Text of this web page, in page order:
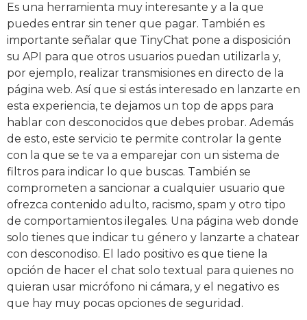
Es una herramienta muy interesante y a la que
puedes entrar sin tener que pagar. También es
importante señalar que TinyChat pone a disposición
su API para que otros usuarios puedan utilizarla y,
por ejemplo, realizar transmisiones en directo de la
página web. Así que si estás interesado en lanzarte en
esta experiencia, te dejamos un top de apps para
hablar con desconocidos que debes probar. Además
de esto, este servicio te permite controlar la gente
con la que se te va a emparejar con un sistema de
filtros para indicar lo que buscas. También se
comprometen a sancionar a cualquier usuario que
ofrezca contenido adulto, racismo, spam y otro tipo
de comportamientos ilegales. Una página web donde
solo tienes que indicar tu género y lanzarte a chatear
con desconodiso. El lado positivo es que tiene la
opción de hacer el chat solo textual para quienes no
quieran usar micrófono ni cámara, y el negativo es
que hay muy pocas opciones de seguridad.